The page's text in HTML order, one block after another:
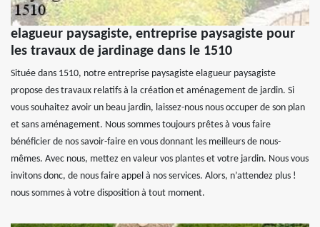
elagueur paysagiste, entreprise paysagiste pour
les travaux de jardinage dans le 1510
Située dans 1510, notre entreprise paysagiste elagueur paysagiste
propose des travaux relatifs à la création et aménagement de jardin. Si
vous souhaitez avoir un beau jardin, laissez-nous nous occuper de son plan
et sans aménagement. Nous sommes toujours prêtes à vous faire
bénéficier de nos savoir-faire en vous donnant les meilleurs de nous-
mêmes. Avec nous, mettez en valeur vos plantes et votre jardin. Nous vous
invitons donc, de nous faire appel à nos services. Alors, n’attendez plus !
nous sommes à votre disposition à tout moment.